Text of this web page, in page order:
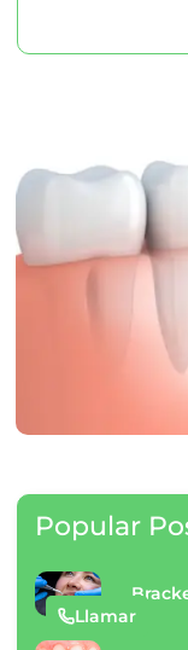
Llamar
Popular